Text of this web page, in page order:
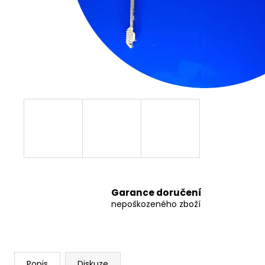
Garance doručení
nepoškozeného zboží
OTEVÍRAVÝ ZÁVĚS HORNÍ MACO
110 Kč